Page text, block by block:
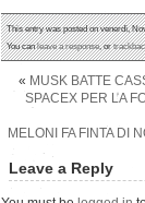
This entry was posted on venerdì,
You canleave a response, or
« MUSK BATTE
SPACEX PER LA
MELONI FA FINTA DI
Leave a Reply